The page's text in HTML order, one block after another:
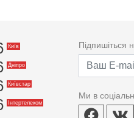
Київ
Дніпро
Київстар
Інтертелеком
Підпишіться
Ми в